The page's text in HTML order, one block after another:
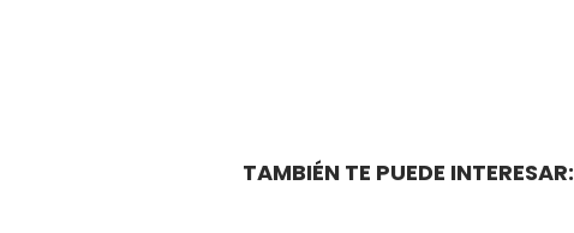
TAMBIÉN TE PUEDE INTERESAR: